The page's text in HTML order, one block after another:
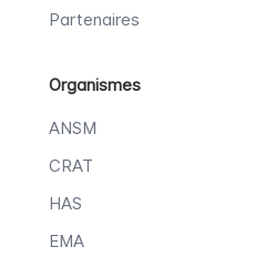
Partenaires
Organismes
ANSM
CRAT
HAS
EMA